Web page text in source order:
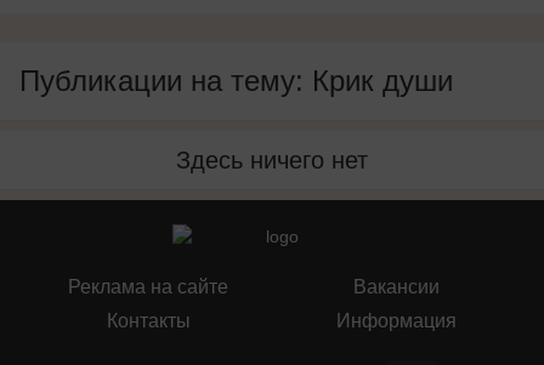
Публикации на тему: Крик души
Здесь ничего нет
Реклама на сайте
Контакты
Вакансии
Информация